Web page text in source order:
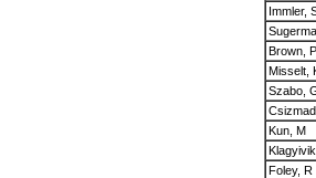
Immler,
Brown, P
Misselt,
Szabo,
Kun, M
Foley, R